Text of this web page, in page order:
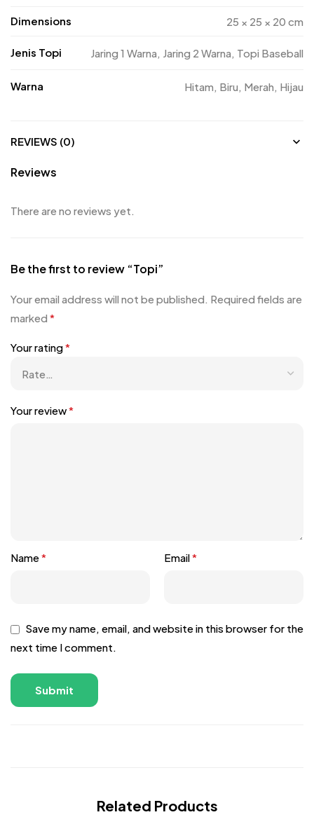
Dimensions 25 × 25 × 20 cm
Jenis Topi Jaring 1 Warna, Jaring 2 Warna, Topi Baseball
Warna Hitam, Biru, Merah, Hijau
REVIEWS (0)
Reviews
There are no reviews yet.
Be the first to review “Topi”
Your email address will not be published. Required fields are
marked *
Your rating*
Your review*
Name* Email*
Save my name, email, and website in this browser for the
next time I comment.
Related Products